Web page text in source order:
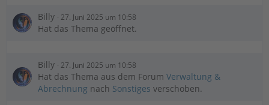
Billy 27. Juni 2025 um 10:58
Hat das Thema geöffnet.
Billy 27. Juni 2025 um 10:58
Hat das Thema aus dem Forum Verwaltung &
Abrechnung nach Sonstiges verschoben.